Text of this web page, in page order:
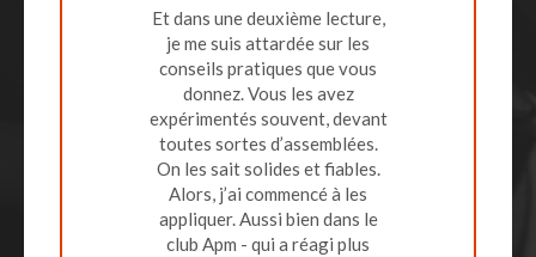
Et dans une deuxième lecture,
je me suis attardée sur les
conseils pratiques que vous
donnez. Vous les avez
expérimentés souvent, devant
toutes sortes d’assemblées.
On les sait solides et fiables.
Alors, j’ai commencé à les
appliquer. Aussi bien dans le
club Apm - qui a réagi plus